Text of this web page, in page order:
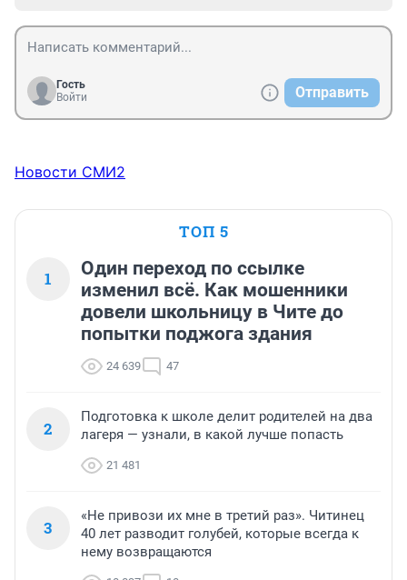
Гость
Войти
Отправить
Новости СМИ2
ТОП 5
1
Один переход по ссылке
изменил всё. Как мошенники
довели школьницу в Чите до
попытки поджога здания
24 639 47
2
Подготовка к школе делит родителей на два
лагеря — узнали, в какой лучше попасть
21 481
3
«Не привози их мне в третий раз». Читинец
40 лет разводит голубей, которые всегда к
нему возвращаются